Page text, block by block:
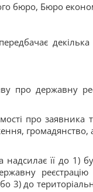
бюро, Бюро
декілька
про державну
про заявника
громадянство,
надсилає її до 1)
до